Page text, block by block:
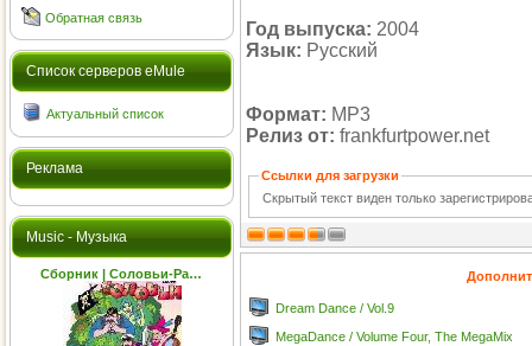
Обратная связь
Cписок серверов eMule
Актуальный список
Реклама
Music - Музыка
Сборник | Соловьи-Ра…
Год выпуска: 2004
Язык: Русский
Формат: MP3
Релиз от: frankfurtpower.net
Ссылки для загрузки
Скрытый текст виден только
Dream Dance / Vol.9
MegaDance / Volume Four, The MegaMix